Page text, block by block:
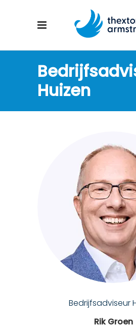
Huizen
Bedrijfsadviseur
Rik Groen